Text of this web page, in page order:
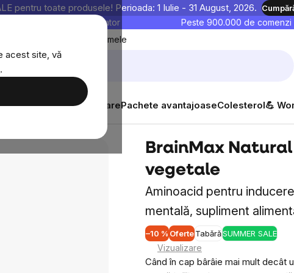
acest site, vă
.
pentru toate produsele! Perioada: 1 Iulie - 31 August, 2026.
sunt testate în laborator Peste 900.000 de comenzi
Favoritele mele
Suplimente alimentarePachete avantajoaseColesterol💪
BrainMax Natural
vegetale
Aminoacid pentru
mentală, supliment
–10 % OferteTabărăSUMMER SALE
a
Vizualizare
Când în cap bârâie mai mult decât